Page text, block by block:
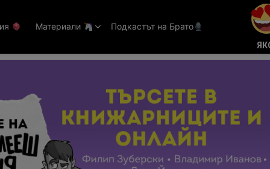
Материали Подкастът на Брато